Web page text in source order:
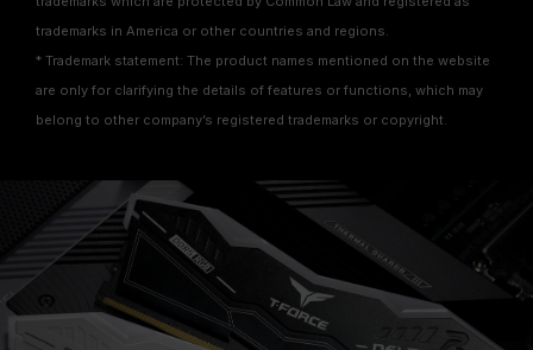
trademarks in America or other countries and regions.
* Trademark statement: The product names mentioned on the website
are only for clarifying the details of features or functions, which may
belong to other company’s registered trademarks or copyright.